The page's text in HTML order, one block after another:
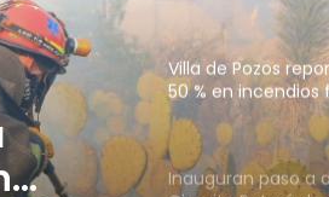
Inauguran paso a
Circuito Potosí;
en la movilidad
Centro de